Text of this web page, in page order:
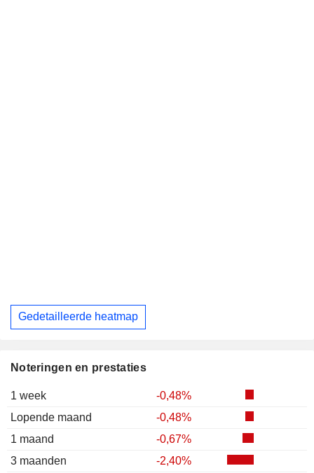
Gedetailleerde heatmap
Noteringen en prestaties
1 week
-0,48%
Lopende maand
-0,48%
1 maand
-0,67%
3 maanden
-2,40%